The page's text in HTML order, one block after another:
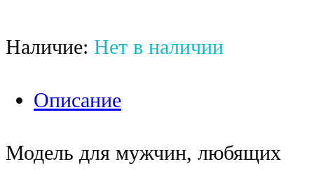
Наличие: Нет в наличии
Описание
Модель для мужчин, любящих